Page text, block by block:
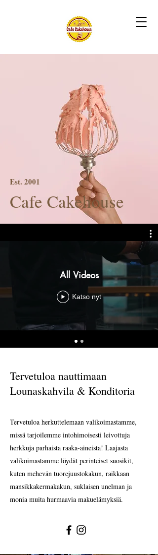
Est. 2001
Cafe Cakehouse
All Videos
Katso nyt
Tervetuloa nauttimaan
Lounaskahvila & Konditoria
Tervetuloa herkuttelemaan valikoimastamme,
missä tarjoilemme intohimoisesti leivottuja
herkkuja parhaista raaka-aineista! Laajasta
valikoimastamme löydät perinteiset suosikit,
kuten mehevän tuorejuustokakun, raikkaan
mansikkakermakakun, suklaisen unelman ja
monia muita hurmaavia makuelämyksiä.